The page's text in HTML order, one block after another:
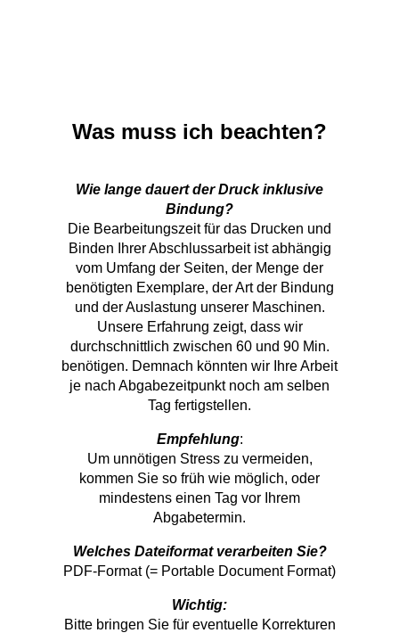
Was muss ich beachten?
Wie lange dauert der Druck inklusive
Bindung?
Die Bearbeitungszeit für das Drucken und
Binden Ihrer Abschlussarbeit ist abhängig
vom Umfang der Seiten, der Menge der
benötigten Exemplare, der Art der Bindung
und der Auslastung unserer Maschinen.
Unsere Erfahrung zeigt, dass wir
durchschnittlich zwischen 60 und 90 Min.
benötigen. Demnach könnten wir Ihre Arbeit
je nach Abgabezeitpunkt noch am selben
Tag fertigstellen.
Empfehlung:
Um unnötigen Stress zu vermeiden,
kommen Sie so früh wie möglich, oder
mindestens einen Tag vor Ihrem
Abgabetermin.
Welches Dateiformat verarbeiten Sie?
PDF-Format (= Portable Document Format)
Wichtig:
Bitte bringen Sie für eventuelle Korrekturen